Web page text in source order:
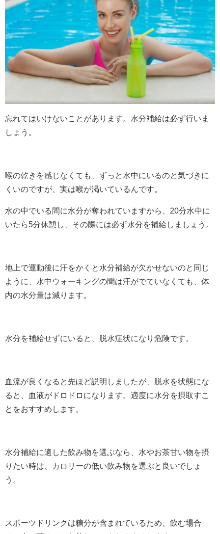
忘れてはいけないことがあります。水分補給は必ず行いま
しょう。
喉の乾きを感じなくても、ずっと水中にいるのと気づきに
くいのですが、実は喉が渇いているんです。
水の中でいる間に水分が奪われていますから、20分水中に
いたら5分休憩し、その際には必ず水分を補給しましょう。
地上で運動後に汗をかくと水分補給が欠かせないのと同じ
ように、水中ウォーキングの間は汗がでていなくても、体
内の水分量は減ります。
水分を補給せずにいると、脱水症状になり危険です。
血流が良くなると先ほど説明しましたが、脱水を状態にな
ると、血液がドロドロになります。適度に水分を摂取すこ
とをおすすめします。
水分補給に適した飲み物を選ぶなら、水やお茶甘い物を摂
りたい時は、カロリーの低い飲み物を選ぶと良いでしょ
う。
スポーツドリンクは糖分が含まれているため、飲む場合